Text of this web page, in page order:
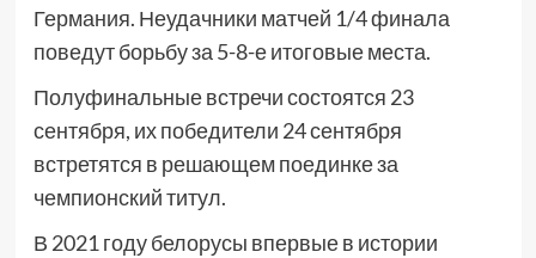
Германия. Неудачники матчей 1/4 финала
поведут борьбу за 5-8-е итоговые места.
Полуфинальные встречи состоятся 23
сентября, их победители 24 сентября
встретятся в решающем поединке за
чемпионский титул.
В 2021 году белорусы впервые в истории